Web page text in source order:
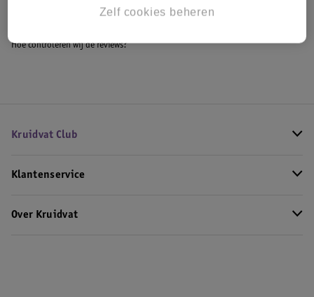
Alle Braces en bandages
Hoe controleren wij de reviews?
Kruidvat Club
Klantenservice
Over Kruidvat
Zelf cookies beheren